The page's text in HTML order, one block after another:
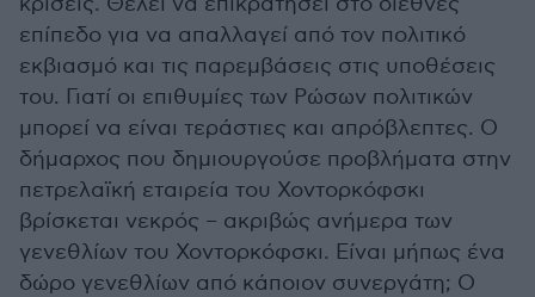
επίπεδο για να απαλλαγεί από τον πολιτικό
εκβιασμό και τις παρεμβάσεις στις υποθέσεις
του. Γιατί οι επιθυμίες των Ρώσων πολιτικών
μπορεί να είναι τεράστιες και απρόβλεπτες. Ο
δήμαρχος που δημιουργούσε προβλήματα στην
πετρελαϊκή εταιρεία του Χοντορκόφσκι
βρίσκεται νεκρός – ακριβώς ανήμερα των
γενεθλίων του Χοντορκόφσκι. Είναι μήπως ένα
δώρο γενεθλίων από κάποιον συνεργάτη; Ο